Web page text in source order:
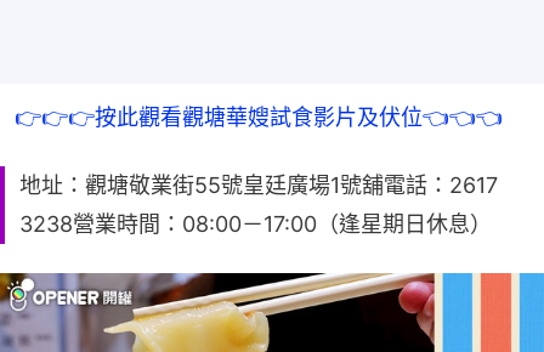
👉👉👉按此觀看觀塘華嫂試食影片及伏位👈👈👈
地址：觀塘敬業街55號皇廷廣場1號舖電話：2617
3238營業時間：08:00－17:00（逢星期日休息）